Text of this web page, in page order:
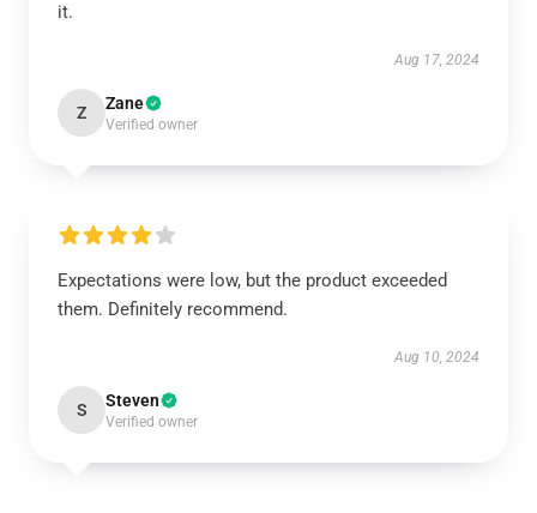
it.
Aug 17, 2024
Z Zane
Verified owner
Expectations were low, but the product exceeded
them. Definitely recommend.
Aug 10, 2024
S Steven
Verified owner